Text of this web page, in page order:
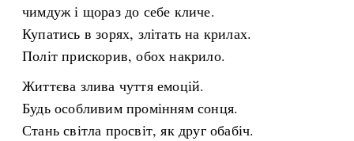
чимдуж і щораз до себе кличе.
Купатись в зорях, злітать на крилах.
Політ прискорив, обох накрило.
Життєва злива чуття емоцій.
Будь особливим промінням сонця.
Стань світла просвіт, як друг обабіч.